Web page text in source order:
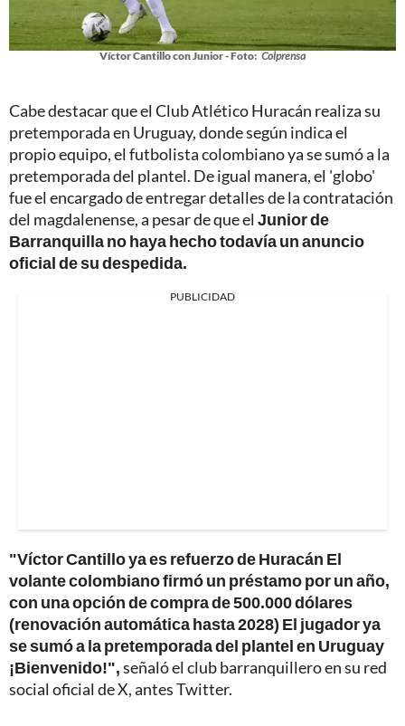
Víctor Cantillo con Junior - Foto: Colprensa
Cabe destacar que el Club Atlético Huracán realiza su
pretemporada en Uruguay, donde según indica el
propio equipo, el futbolista colombiano ya se sumó a la
pretemporada del plantel. De igual manera, el 'globo'
fue el encargado de entregar detalles de la contratación
del magdalenense, a pesar de que el Junior de
Barranquilla no haya hecho todavía un anuncio
oficial de su despedida.
PUBLICIDAD
"Víctor Cantillo ya es refuerzo de Huracán El
volante colombiano firmó un préstamo por un año,
con una opción de compra de 500.000 dólares
(renovación automática hasta 2028) El jugador ya
se sumó a la pretemporada del plantel en Uruguay
¡Bienvenido!",señaló el club barranquillero en su red
social oficial de X, antes Twitter.